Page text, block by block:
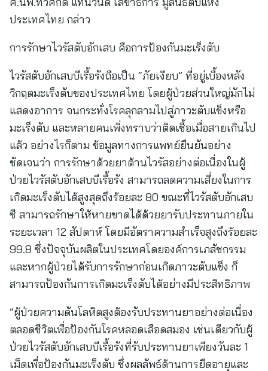
ประเทศไทย กล่าว
การรักษาไวรัสตับอักเสบ คือการป้องกันมะเร็งตับ
ไวรัสตับอักเสบบีเรื้อรังถือเป็น “ภัยเงียบ” ที่อยู่เบื้องหลัง
วิกฤตมะเร็งตับของประเทศไทย โดยผู้ป่วยส่วนใหญ่มักไม่
แสดงอาการ จนกระทั่งโรคลุกลามไปสู่ภาวะตับแข็งหรือ
มะเร็งตับ และหลายคนเพิ่งทราบว่าติดเชื้อเมื่อสายเกินไป
แล้ว อย่างไรก็ตาม ข้อมูลทางการแพทย์ยืนยันอย่าง
ชัดเจนว่า การรักษาด้วยยาต้านไวรัสอย่างต่อเนื่องในผู้
ป่วยไวรัสตับอักเสบบีเรื้อรัง สามารถลดความเสี่ยงในการ
เกิดมะเร็งตับได้สูงสุดถึงร้อยละ 80 ขณะที่ไวรัสตับอักเสบ
ซี สามารถรักษาให้หายขาดได้ด้วยยารับประทานภายใน
ระยะเวลา 12 สัปดาห์ โดยมีอัตราความสำเร็จสูงถึงร้อยละ
99.8 ซึ่งปัจจุบันผลิตในประเทศโดยองค์การเภสัชกรรม
และหากผู้ป่วยได้รับการรักษาก่อนเกิดภาวะตับแข็ง ก็
สามารถป้องกันการเกิดมะเร็งตับได้อย่างมีประสิทธิภาพ
“ผู้ป่วยความดันโลหิตสูงต้องรับประทานยาอย่างต่อเนื่อง
ตลอดชีวิตเพื่อป้องกันโรคหลอดเลือดสมอง เช่นเดียวกับผู้
ป่วยไวรัสตับอักเสบบีเรื้อรังที่รับประทานยาเพียงวันละ 1
เม็ดเพื่อป้องกันมะเร็งตับ ซึ่งผลลัพธ์ด้านการยืดอายุและ